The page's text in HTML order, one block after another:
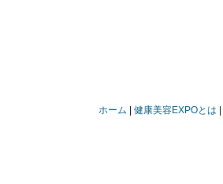
ホーム 健康美容EXPOとは